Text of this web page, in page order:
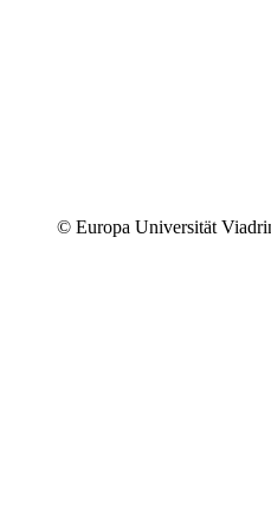
© Europa Universität